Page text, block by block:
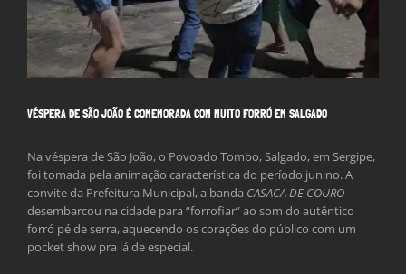
VÉSPERA DE SÃO JOÃO É COMEMORADA COM MUITO FORRÓ EM SALGADO
Na véspera de São João, o Povoado Tombo, Salgado, em Sergipe,
foi tomada pela animação característica do período junino. A
convite da Prefeitura Municipal, a banda CASACA DE COURO
desembarcou na cidade para “forrofiar” ao som do autêntico
forró pé de serra, aquecendo os corações do público com um
pocket show pra lá de especial.